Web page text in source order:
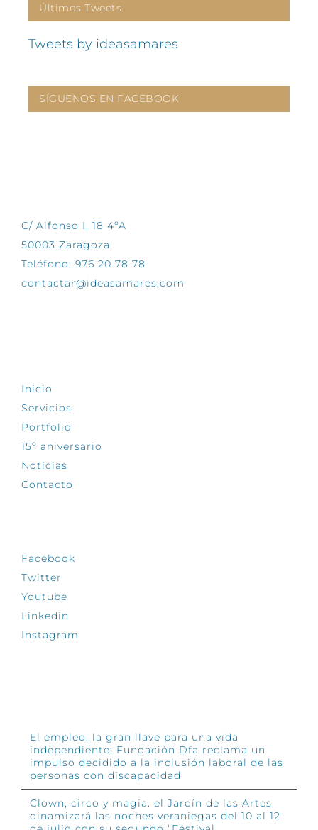
Últimos Tweets
Tweets by ideasamares
SÍGUENOS EN FACEBOOK
C/ Alfonso I, 18 4ºA
50003 Zaragoza
Teléfono: 976 20 78 78
contactar@ideasamares.com
Inicio
Servicios
Portfolio
15º aniversario
Noticias
Contacto
Facebook
Twitter
Youtube
Linkedin
Instagram
El empleo, la gran llave para una vida
independiente: Fundación Dfa reclama un
impulso decidido a la inclusión laboral de las
personas con discapacidad
Clown, circo y magia: el Jardín de las Artes
dinamizará las noches veraniegas del 10 al 12